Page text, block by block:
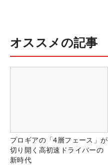
オススメの記事
プロギアの「4層フェース」が
切り開く高初速ドライバーの
新時代